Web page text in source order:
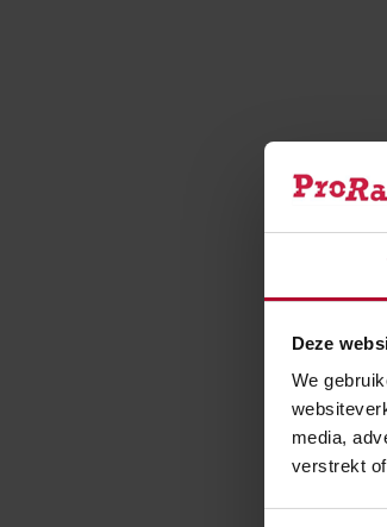
Deze
We
media,
verstrekt